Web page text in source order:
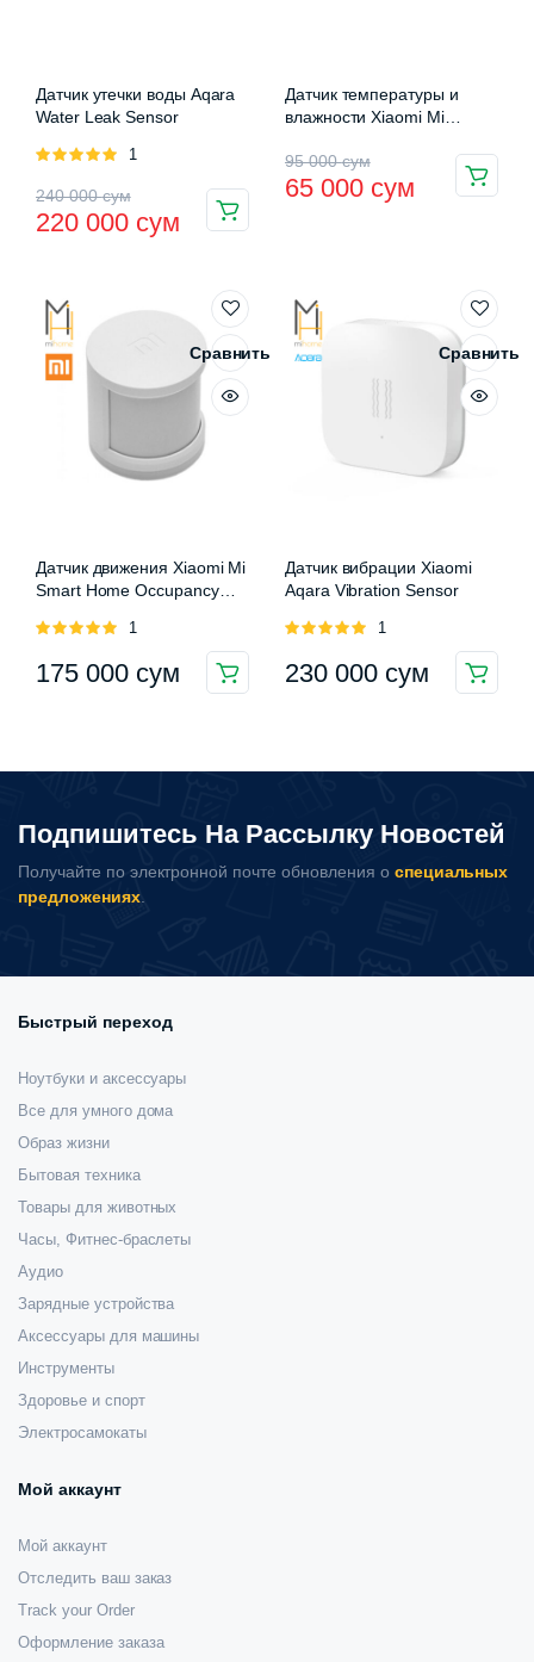
Датчик утечки воды Aqara
Water Leak Sensor
Оценка
1
240 000сум
Первоначальная
цена
240
000 сум.
220 000 сум
Текущая
цена:
000 сум.
Датчик температуры и
влажности Xiaomi Mi
EAC (LYWSD03MMC)
95 000сум
Первоначальная
цена
000 сум.
65 000 сум
Текущая
цена:
Сравнить
Датчик движения Xiaomi Mi
Smart Home Occupancy
Оценка
1
175 000 сум
Сравнить
Датчик вибрации Xiaomi
Aqara Vibration Sensor
Оценка
1
230 000 сум
Подпишитесь На Рассылку Новостей
Получайте по электронной почте обновления о специальных
предложениях.
Быстрый переход
Ноутбуки и аксессуары
Все для умного дома
Образ жизни
Бытовая техника
Товары для животных
Часы, Фитнес-браслеты
Аудио
Зарядные устройства
Аксессуары для машины
Инструменты
Здоровье и спорт
Электросамокаты
Мой аккаунт
Мой аккаунт
Отследить ваш заказ
Track your Order
Оформление заказа